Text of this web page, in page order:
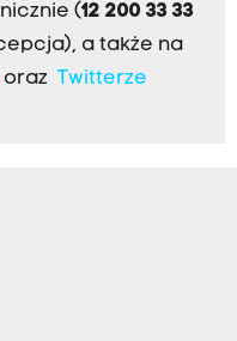
(12 200 33 33
a także na
Twitterze